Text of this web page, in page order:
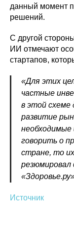
данный момент
решений.
С другой
ИИ отмечают
стартапов,
«Для этих
частные
в этой схеме
развитие
говорить о
стране, то
Источник